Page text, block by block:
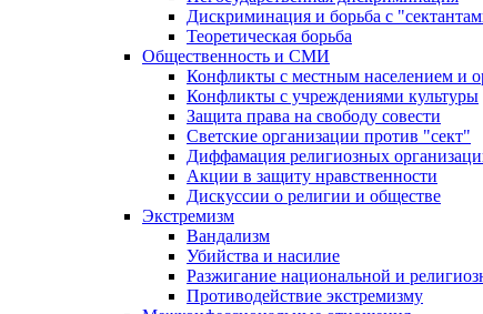
Дискриминация и борьба с
Теоретическая борьба
Общественность и СМИ
Конфликты с местным населением и
Конфликты с учреждениями культуры
Защита права на свободу совести
Светские организации против "сект"
Диффамация религиозных
Акции в защиту нравственности
Дискуссии о религии и обществе
Экстремизм
Вандализм
Убийства и насилие
Разжигание национальной и
Противодействие экстремизму